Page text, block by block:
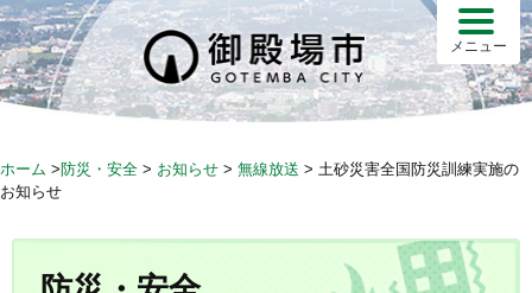
S
k
i
p
c
メニュー
ホーム >防災・安全 > お知らせ > 無線放送 > 土砂災害全国防災訓練実施の
お知らせ